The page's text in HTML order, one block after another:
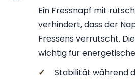
Ein Fressnapf mit
verhindert, dass der
Fressens verrutscht.
wichtig für
✓
Stabilität während